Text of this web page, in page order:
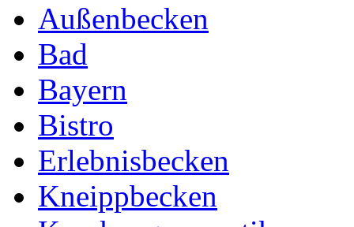
Außenbecken
Bad
Bayern
Bistro
Erlebnisbecken
Kneippbecken